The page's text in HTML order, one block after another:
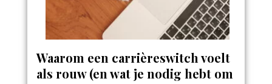
Waarom een carrièreswitch voelt
als rouw (en wat je nodig hebt om